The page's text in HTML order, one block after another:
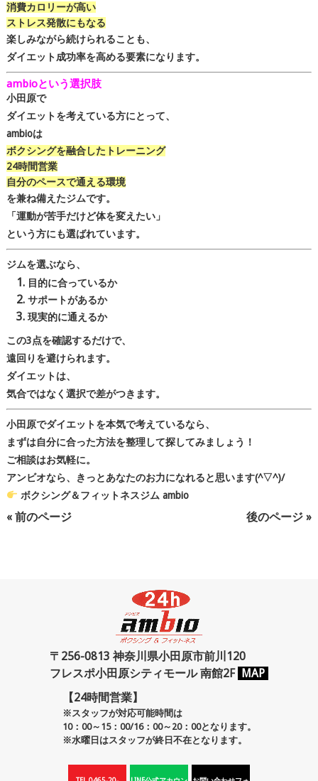
消費カロリーが高い
ストレス発散にもなる
楽しみながら続けられることも、
ダイエット成功率を高める要素になります。
ambioという選択肢
小田原で
ダイエットを考えている方にとって、
ambioは
ボクシングを融合したトレーニング
24時間営業
自分のペースで通える環境
を兼ね備えたジムです。
「運動が苦手だけど体を変えたい」
という方にも選ばれています。
ジムを選ぶなら、
目的に合っているか
サポートがあるか
現実的に通えるか
この3点を確認するだけで、
遠回りを避けられます。
ダイエットは、
気合ではなく 選択で差がつきます。
小田原でダイエットを本気で考えているなら、
まずは自分に合った方法を整理して探してみましょう！
ご相談はお気軽に。
アンビオなら、きっとあなたのお力になれると思います(^▽^)/
ボクシング＆フィットネスジム ambio
« 前のページ 後のページ »
〒256-0813 神奈川県小田原市前川120
フレスポ小田原シティモール 南館2F MAP
【24時間営業】
※スタッフが対応可能時間は
10：00～15：00/16：00～20：00となります。
※水曜日はスタッフが終日不在となります。